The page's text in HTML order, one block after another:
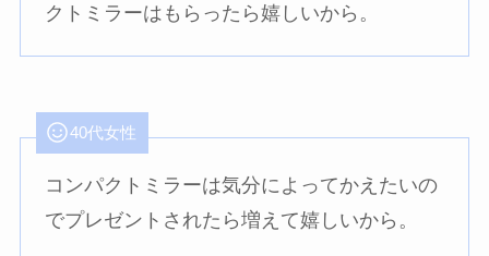
クトミラーはもらったら嬉しいから。
40代女性
コンパクトミラーは気分によってかえたいの
でプレゼントされたら増えて嬉しいから。